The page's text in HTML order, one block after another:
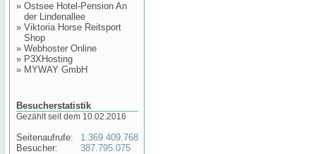
» Ostsee Hotel-Pension An
der Lindenallee
» Viktoria Horse Reitsport
Shop
» Webhoster Online
» P3XHosting
» MYWAY GmbH
Besucherstatistik
Gezählt seit dem 10.02.2016
Seitenaufrufe:
Besucher:
1.369.409.768
387.795.075